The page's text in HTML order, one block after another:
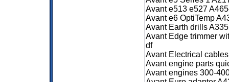
Avant e513 e527
Avant e6 OptiTemp
Avant Earth drills
Avant Edge trimmer
df
Avant Electrical
Avant engine parts
Avant engines 300-